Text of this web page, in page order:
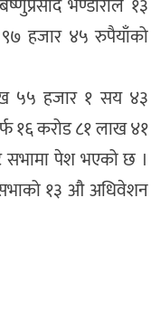
भण्डारीले १३
हजार ४५ रुपैयाँको
५५ हजार १ सय ४३
१६ करोड ८१ लाख ४१
पेश भएको छ ।
१३ औ अधिवेशन